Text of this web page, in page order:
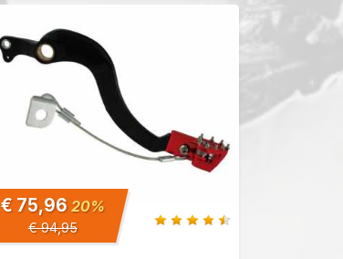
€ 75,96 20%
€ 94,95